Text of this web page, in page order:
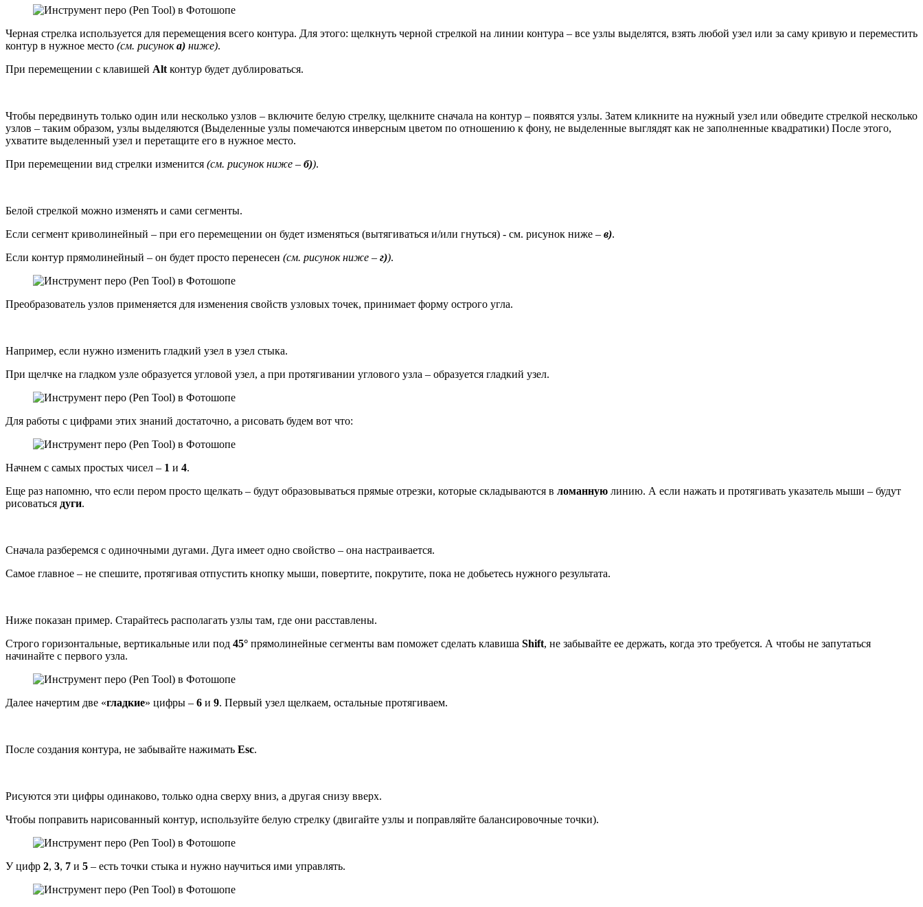
Черная стрелка используется для перемещения всего контура. Для этого: щелкнуть черной стрелкой на линии контура – все узлы выделятся, взять любой узел или за саму кривую и переместить
контур в нужное место (см. рисунока) ниже).
При перемещении с клавишей Altконтур будет дублироваться.
Чтобы передвинуть только один или несколько узлов – включите белую стрелку, щелкните сначала на контур – появятся узлы. Затем кликните на нужный узел или обведите стрелкой несколько
узлов – таким образом, узлы выделяются (Выделенные узлы помечаются инверсным цветом по отношению к фону, не выделенные выглядят как не заполненные квадратики) После этого,
ухватите выделенный узел и перетащите его в нужное место.
При перемещении вид стрелки изменится (см. рисунок ниже – б)).
Белой стрелкой можно изменять и сами сегменты.
Если сегмент криволинейный – при его перемещении он будет изменяться (вытягиваться и/или гнуться) - см. рисунок ниже – в).
Если контур прямолинейный – он будет просто перенесен (см. рисунок ниже – г)).
Преобразователь узлов применяется для изменения свойств узловых точек, принимает форму острого угла.
Например, если нужно изменить гладкий узел в узел стыка.
При щелчке на гладком узле образуется угловой узел, а при протягивании углового узла – образуется гладкий узел.
Для работы с цифрами этих знаний достаточно, а рисовать будем вот что:
Начнем с самых простых чисел – 1 и 4.
Еще раз напомню, что если пером просто щелкать – будут образовываться прямые отрезки, которые складываются в ломанную линию. А если нажать и протягивать указатель мыши – будут
рисоваться дуги.
Сначала разберемся с одиночными дугами. Дуга имеет одно свойство – она настраивается.
Самое главное – не спешите, протягивая отпустить кнопку мыши, повертите, покрутите, пока не добьетесь нужного результата.
Ниже показан пример. Старайтесь располагать узлы там, где они расставлены.
Строго горизонтальные, вертикальные или под 45° прямолинейные сегменты вам поможет сделать клавиша Shift, не забывайте ее держать, когда это требуется. А чтобы не запутаться
начинайте с первого узла.
Далее начертим две «гладкие» цифры – 6 и 9. Первый узел щелкаем, остальные протягиваем.
После создания контура, не забывайте нажимать Esc.
Рисуются эти цифры одинаково, только одна сверху вниз, а другая снизу вверх.
Чтобы поправить нарисованный контур, используйте белую стрелку (двигайте узлы и поправляйте балансировочные точки).
У цифр 2, 3, 7 и 5 – есть точки стыка и нужно научиться ими управлять.